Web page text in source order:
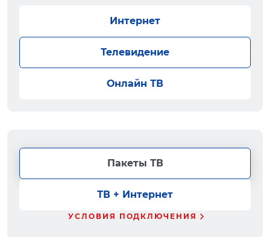
Интернет
Телевидение
Онлайн ТВ
Пакеты ТВ
ТВ + Интернет
УСЛОВИЯ ПОДКЛЮЧЕНИЯ